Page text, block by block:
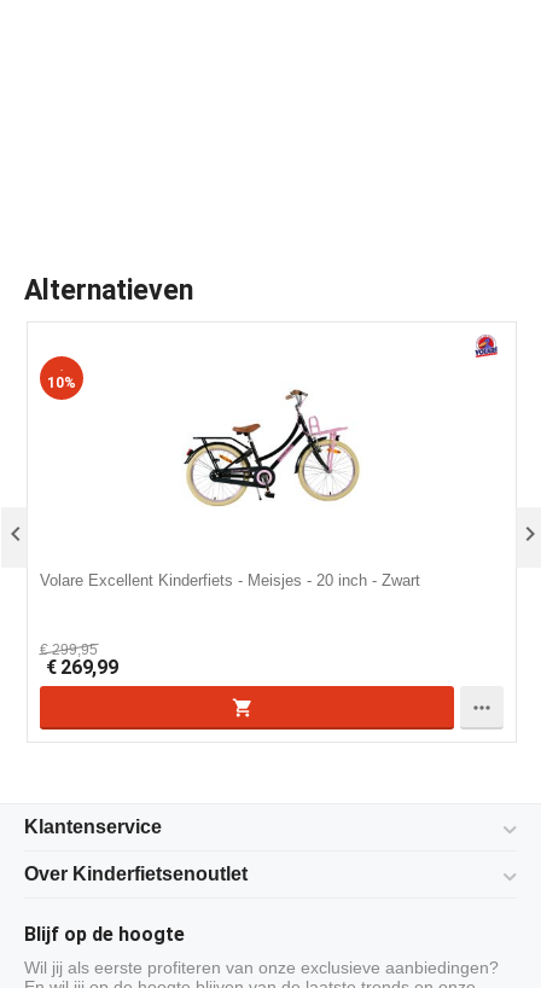
Alternatieven
-
10%
Volare Excellent Kinderfiets - Meisjes - 20 inch - Zwart
€299,95
€ 269,99


Klantenservice
Over Kinderfietsenoutlet
Blijf op de hoogte
Wil jij als eerste profiteren van onze exclusieve aanbiedingen?